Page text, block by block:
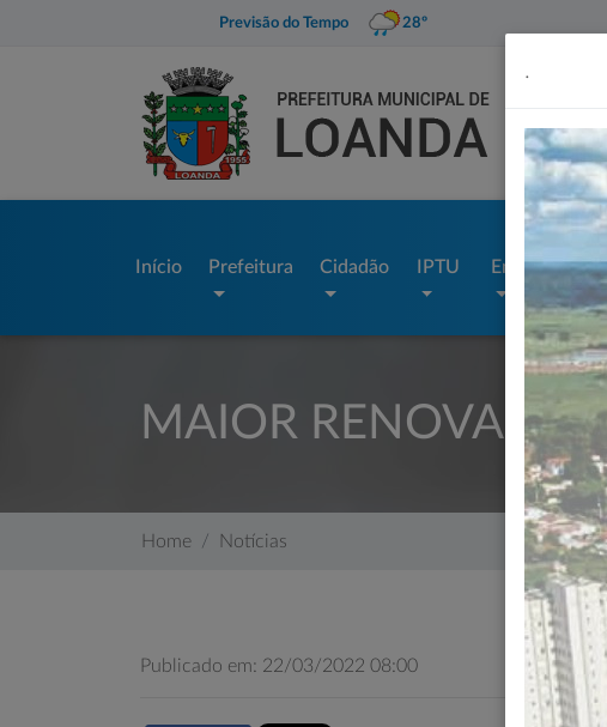
Previsão do Tempo 28º
Início Prefeitura Cidadão IPTU Empresas
MAIOR
Home Notícias
Publicado em: 22/03/2022 08:00
.